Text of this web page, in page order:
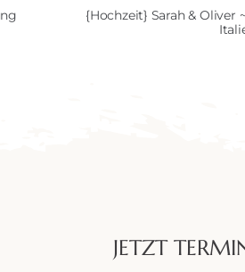
{Hochzeit} Sarah & Oliver
JETZT